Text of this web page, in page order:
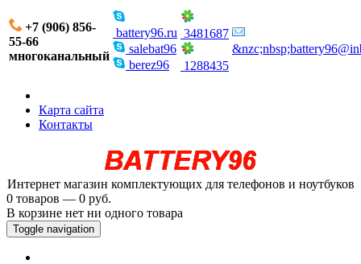
+7 (906) 856-
55-66
многоканальный
battery96.ru
salebat96
berez96
3481687
1288435
Карта сайта
Контакты
Интернет магазин комплектующих для телефонов и ноутбуков
0 товаров — 0 руб.
В корзине нет ни одного товара
Toggle navigation